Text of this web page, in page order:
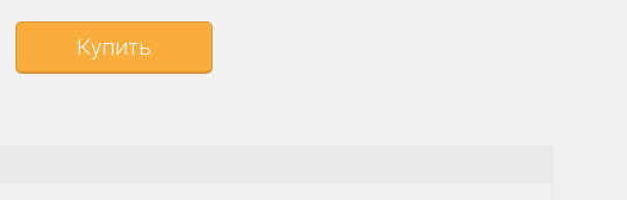
Купить